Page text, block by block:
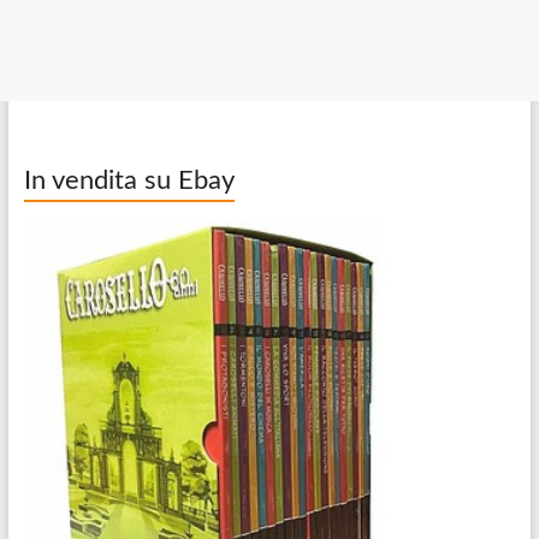
In vendita su Ebay